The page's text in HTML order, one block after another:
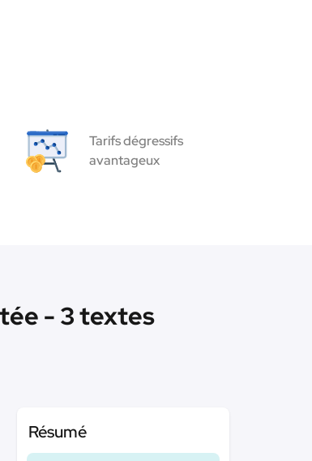
Tarifs dégressifs
avantageux
- 3 textes
Résumé